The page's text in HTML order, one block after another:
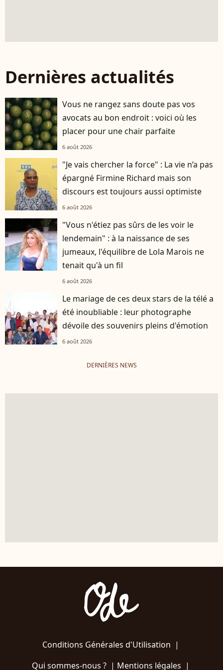
Dernières actualités
Vous ne rangez sans doute pas vos
avocats au bon endroit : voici où les
placer pour une chair parfaite
6 août 2026
"Je vais chercher la force" : La vie n’a pas
épargné Firmine Richard mais son
discours est toujours aussi optimiste
6 août 2026
"Vous n'étiez pas sûrs de les voir le
lendemain" : à la naissance de ses
jumeaux, l'équilibre de Lola Marois ne
tenait qu'à un fil
6 août 2026
Le mariage de ces deux stars de la télé a
été inoubliable : leur photographe
dévoile des souvenirs pleins d'émotion
6 août 2026
DERNIÈRES NEWS
Conditions Générales d'Utilisation |
Qui sommes-nous ?| Mentions légales |